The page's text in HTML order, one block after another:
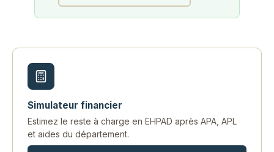
Simulateur financier
Estimez le reste à charge en EHPAD après APA, APL
et aides du département.